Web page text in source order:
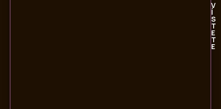
V
Í
S
T
E
T
E